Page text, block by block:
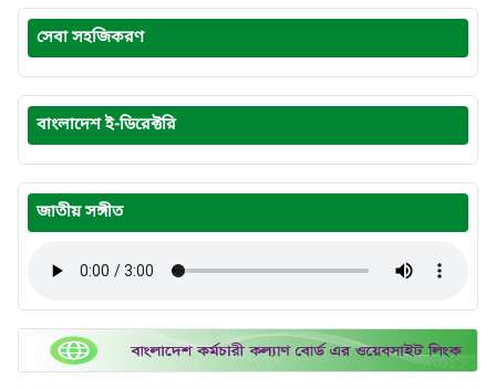
সেবা সহজিকরণ
বাংলাদেশ ই-ডিরেক্টরি
জাতীয় সঙ্গীত